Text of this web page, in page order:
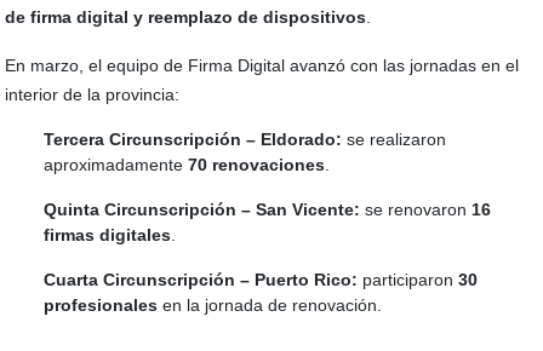
de firma digital y reemplazo de dispositivos
En marzo, el equipo de Firma Digital avanzó con las jornadas en el
interior de la provincia:
Tercera Circunscripción – Eldorado: se realizaron
aproximadamente70 renovaciones
Quinta Circunscripción – San Vicente: se renovaron 16
firmas digitales
Cuarta Circunscripción – Puerto Rico: participaron30
profesionales en la jornada de renovación.